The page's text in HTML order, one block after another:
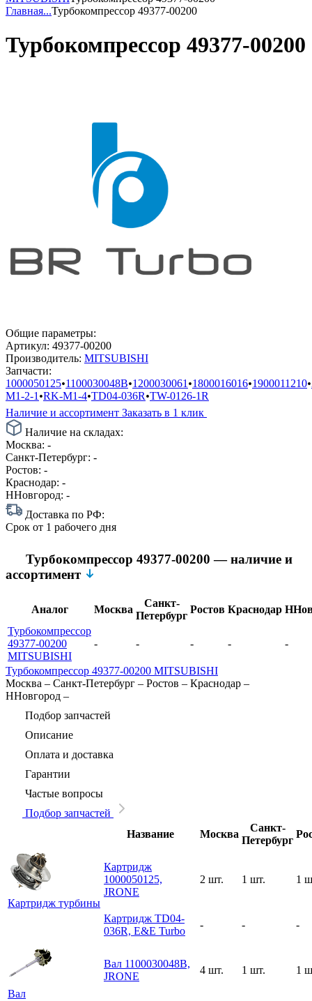
Главная...Турбокомпрессор 49377-00200
Турбокомпрессор 49377-00200
Общие параметры:
Артикул: 49377-00200
Производитель: MITSUBISHI
Запчасти:
1000050125•1100030048B•1200030061 •1800016016•1900011210•
M1-2-1 •RK-M1-4•TD04-036R•TW-0126-1R
Наличие и ассортимент Заказать в 1 клик
Наличие на складах:
Москва: -
Санкт-Петербург: -
Ростов: -
Краснодар: -
ННовгород: -
Доставка по РФ:
Срок от 1 рабочего дня
Турбокомпрессор 49377-00200 — наличие и
ассортимент
Аналог Москва
Санкт-
Петербург
Ростов Краснодар
Турбокомпрессор
49377-00200
MITSUBISHI
- - - - -
Турбокомпрессор 49377-00200 MITSUBISHI
Москва – Санкт-Петербург – Ростов – Краснодар –
ННовгород –
Подбор запчастей
Описание
Оплата и доставка
Гарантии
Частые вопросы
Подбор запчастей
Название
Москва
Санкт-
Петербург
Картридж турбины
Картридж
1000050125,
JRONE
2 шт. 1 шт. 1
Картридж TD04-
036R, E&E Turbo
- - -
Вал
Вал 1100030048B,
JRONE
4 шт. 1 шт. 1